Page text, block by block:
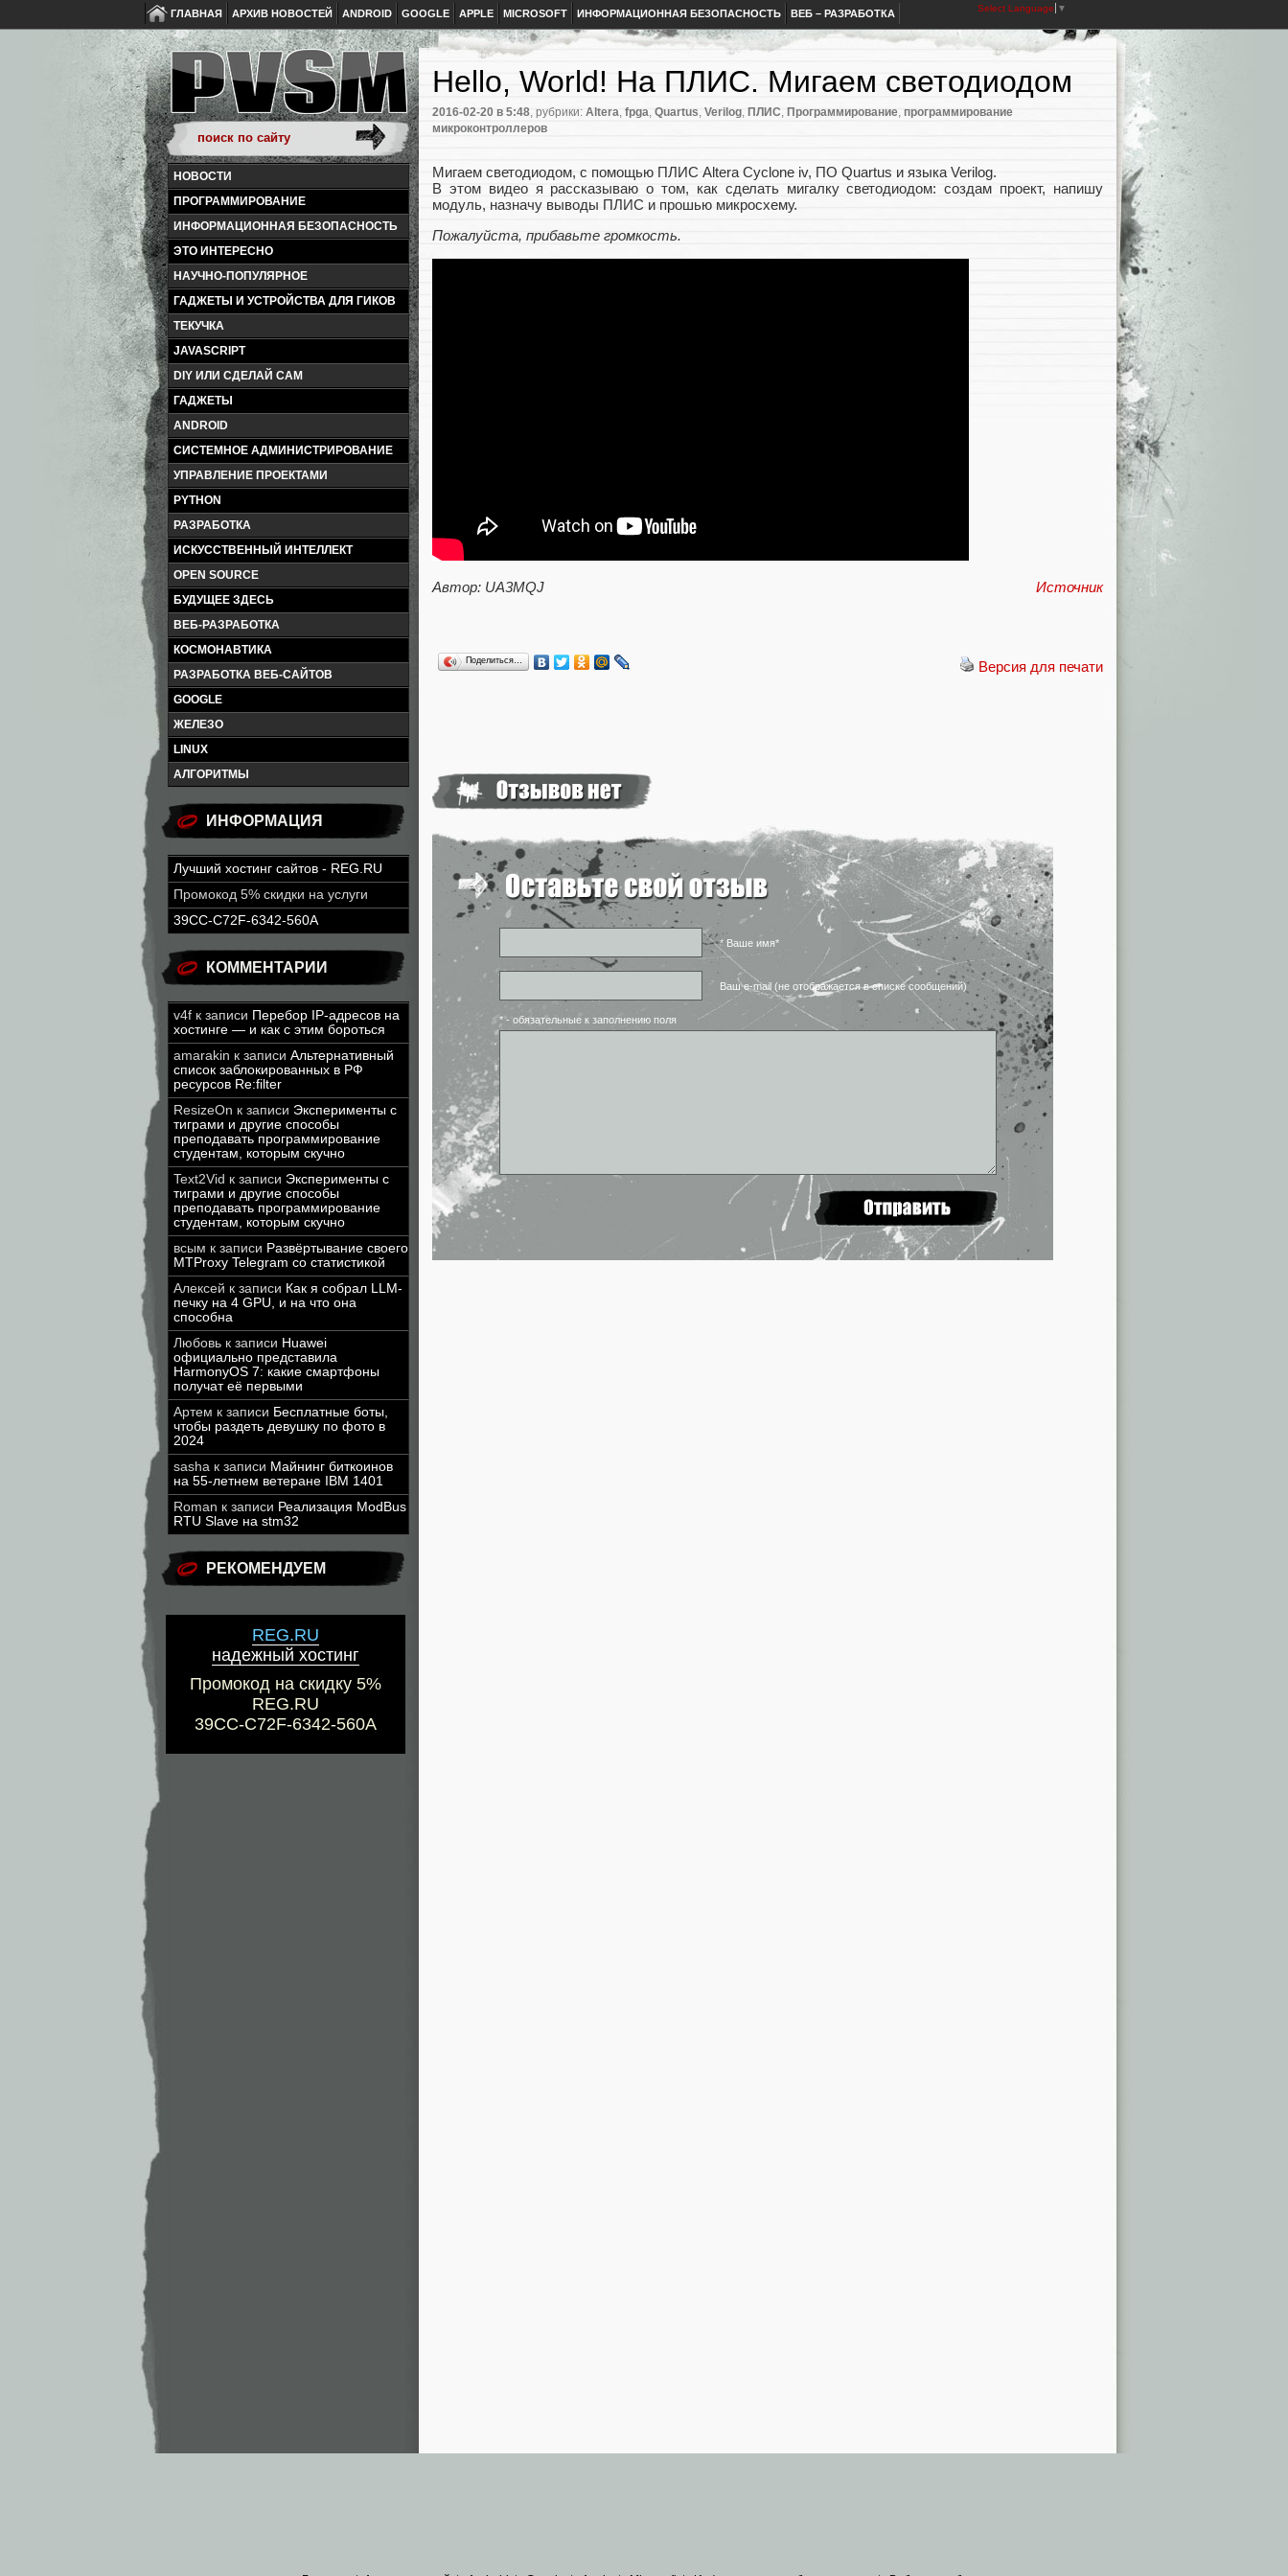
ГЛАВНАЯ АРХИВ НОВОСТЕЙ ANDROID GOOGLE APPLE MICROSOFT ИНФОРМАЦИОННАЯ БЕЗОПАСНОСТЬ ВЕБ – РАЗРАБОТКА Select Language ▼
НОВОСТИ
ПРОГРАММИРОВАНИЕ
ИНФОРМАЦИОННАЯ БЕЗОПАСНОСТЬ
ЭТО ИНТЕРЕСНО
НАУЧНО-ПОПУЛЯРНОЕ
ГАДЖЕТЫ И УСТРОЙСТВА ДЛЯ ГИКОВ
ТЕКУЧКА
JAVASCRIPT
DIY ИЛИ СДЕЛАЙ САМ
ГАДЖЕТЫ
ANDROID
СИСТЕМНОЕ АДМИНИСТРИРОВАНИЕ
УПРАВЛЕНИЕ ПРОЕКТАМИ
PYTHON
РАЗРАБОТКА
ИСКУССТВЕННЫЙ ИНТЕЛЛЕКТ
OPEN SOURCE
БУДУЩЕЕ ЗДЕСЬ
ВЕБ-РАЗРАБОТКА
КОСМОНАВТИКА
РАЗРАБОТКА ВЕБ-САЙТОВ
GOOGLE
ЖЕЛЕЗО
LINUX
АЛГОРИТМЫ
ИНФОРМАЦИЯ
Лучший хостинг сайтов - REG.RU
Промокод 5% скидки на услуги
39CC-C72F-6342-560A
КОММЕНТАРИИ
v4f к записи Перебор IP-адресов на
хостинге — и как с этим бороться
amarakin к записи Альтернативный
список заблокированных в РФ
ресурсов Re:filter
ResizeOn к записи Эксперименты с
тиграми и другие способы
преподавать программирование
студентам, которым скучно
Text2Vid к записи Эксперименты с
тиграми и другие способы
преподавать программирование
студентам, которым скучно
всым к записи Развёртывание своего
MTProxy Telegram со статистикой
Алексей к записи Как я собрал LLM-
печку на 4 GPU, и на что она
способна
Любовь к записи Huawei
официально представила
HarmonyOS 7: какие смартфоны
получат её первыми
Артем к записи Бесплатные боты,
чтобы раздеть девушку по фото в
2024
sasha к записи Майнинг биткоинов
на 55-летнем ветеране IBM 1401
Roman к записи Реализация ModBus
RTU Slave на stm32
РЕКОМЕНДУЕМ
REG.RU
надежный хостинг
Промокод на скидку 5%
REG.RU
39CC-C72F-6342-560A
Hello, World! На ПЛИС. Мигаем светодиодом
2016-02-20 в 5:48, рубрики: Altera, fpga, Quartus, Verilog, ПЛИС, Программирование, программирование
микроконтроллеров
Мигаем светодиодом, с помощью ПЛИС Altera Cyclone iv, ПО Quartus и языка Verilog.
В этом видео я рассказываю о том, как сделать мигалку светодиодом: создам проект, напишу
модуль, назначу выводы ПЛИС и прошью микросхему.
Пожалуйста, прибавьте громкость.
Автор: UA3MQJ Источник
Версия для печати
Поделиться…
* Ваше имя*
Ваш e-mail (не отображается в списке сообщений)
* - обязательные к заполнению поля